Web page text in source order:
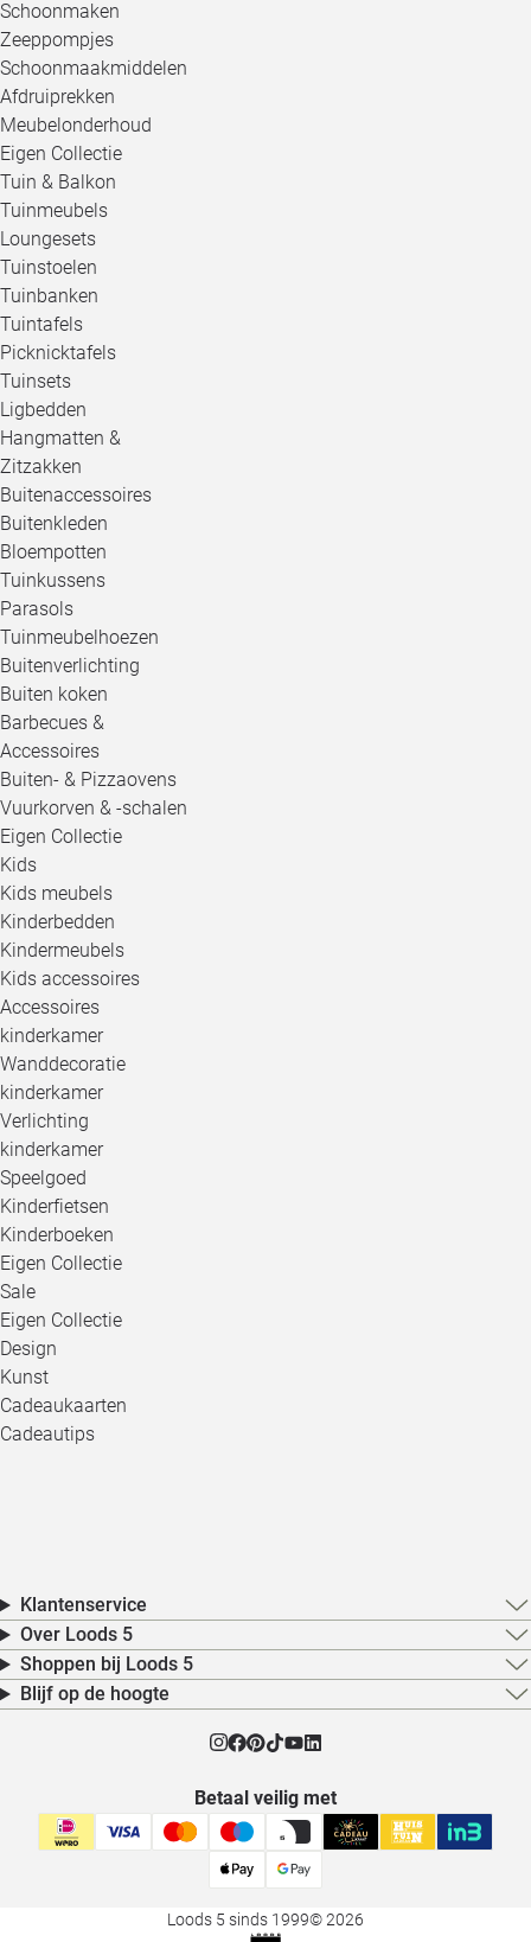
Schoonmaken
Zeeppompjes
Schoonmaakmiddelen
Afdruiprekken
Meubelonderhoud
Eigen Collectie
Tuin & Balkon
Tuinmeubels
Loungesets
Tuinstoelen
Tuinbanken
Tuintafels
Picknicktafels
Tuinsets
Ligbedden
Hangmatten &
Zitzakken
Buitenaccessoires
Buitenkleden
Bloempotten
Tuinkussens
Parasols
Tuinmeubelhoezen
Buitenverlichting
Buiten koken
Barbecues &
Accessoires
Buiten- & Pizzaovens
Vuurkorven & -schalen
Eigen Collectie
Kids
Kids meubels
Kinderbedden
Kindermeubels
Kids accessoires
Accessoires
kinderkamer
Wanddecoratie
kinderkamer
Verlichting
kinderkamer
Speelgoed
Kinderfietsen
Kinderboeken
Eigen Collectie
Sale
Eigen Collectie
Design
Kunst
Cadeaukaarten
Cadeautips
Klantenservice
Over Loods 5
Shoppen bij Loods 5
Blijf op de hoogte
Betaal veilig met
Loods 5 sinds 1999© 2026